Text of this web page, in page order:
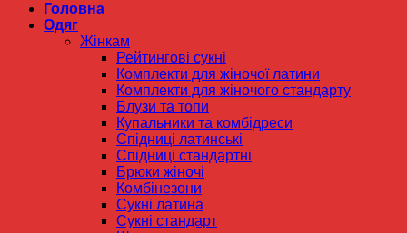
Головна
Одяг
Жінкам
Рейтингові сукні
Комплекти для жіночої латини
Комплекти для жіночого стандарту
Блузи та топи
Купальники та комбідреси
Спідниці латинські
Спідниці стандартні
Брюки жіночі
Комбінезони
Сукні латина
Сукні стандарт